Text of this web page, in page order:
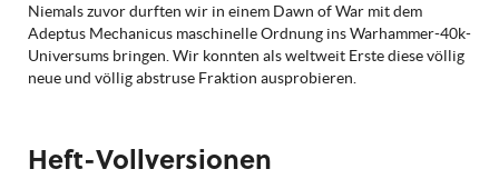
Niemals zuvor durften wir in einem Dawn of War mit dem
Adeptus Mechanicus maschinelle Ordnung ins Warhammer-40k-
Universums bringen. Wir konnten als weltweit Erste diese völlig
neue und völlig abstruse Fraktion ausprobieren.
Heft-Vollversionen